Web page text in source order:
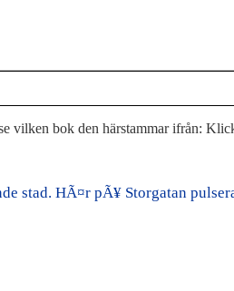
vilken bok den härstammar ifrån:
stad. HÃ¤r pÃ¥ Storgatan